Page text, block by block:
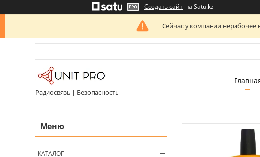
Создать сайт на Satu.kz
Сейчас у компании нерабочее
Радиосвязь | Безопасность
КАТАЛОГ